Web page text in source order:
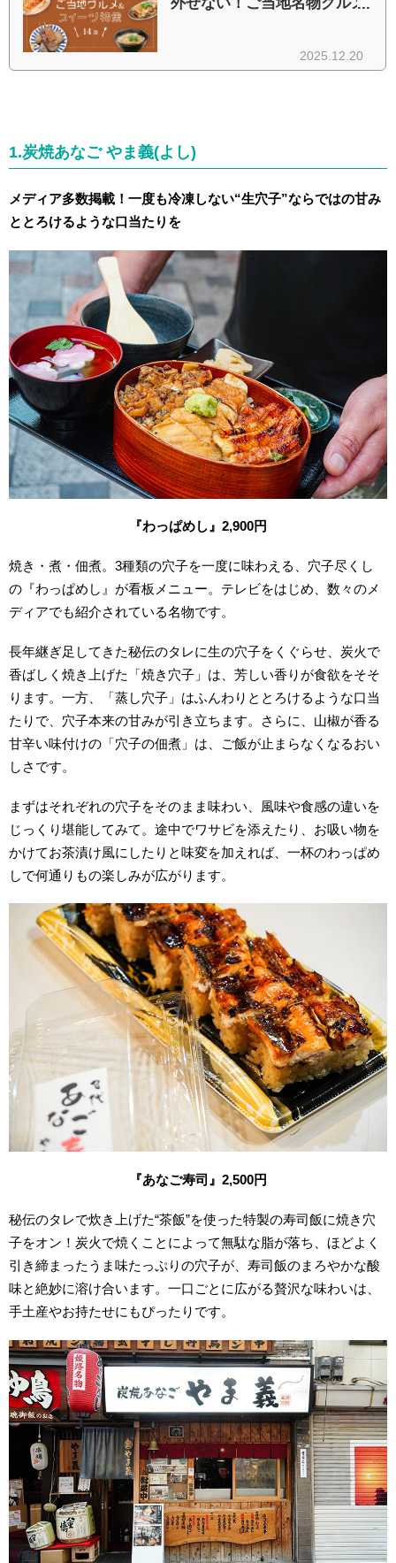
1.炭焼あなご やま義(よし)
メディア多数掲載！一度も冷凍しない“生穴子”ならではの甘み
ととろけるような口当たりを
『わっぱめし』2,900円
焼き・煮・佃煮。3種類の穴子を一度に味わえる、穴子尽くし
の『わっぱめし』が看板メニュー。テレビをはじめ、数々のメ
ディアでも紹介されている名物です。
長年継ぎ足してきた秘伝のタレに生の穴子をくぐらせ、炭火で
香ばしく焼き上げた「焼き穴子」は、芳しい香りが食欲をそそ
ります。一方、「蒸し穴子」はふんわりととろけるような口当
たりで、穴子本来の甘みが引き立ちます。さらに、山椒が香る
甘辛い味付けの「穴子の佃煮」は、ご飯が止まらなくなるおい
しさです。
まずはそれぞれの穴子をそのまま味わい、風味や食感の違いを
じっくり堪能してみて。途中でワサビを添えたり、お吸い物を
かけてお茶漬け風にしたりと味変を加えれば、一杯のわっぱめ
しで何通りもの楽しみが広がります。
『あなご寿司』2,500円
秘伝のタレで炊き上げた“茶飯”を使った特製の寿司飯に焼き穴
子をオン！炭火で焼くことによって無駄な脂が落ち、ほどよく
引き締まったうま味たっぷりの穴子が、寿司飯のまろやかな酸
味と絶妙に溶け合います。一口ごとに広がる贅沢な味わいは、
手土産やお持たせにもぴったりです。